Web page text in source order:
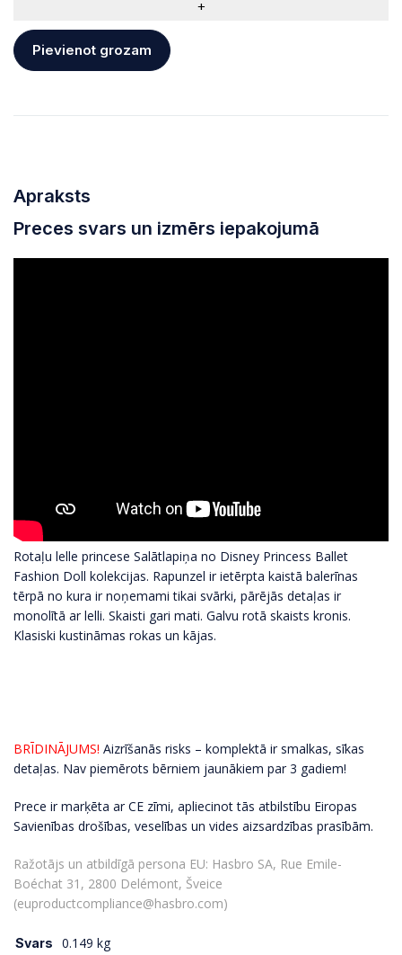
Pievienot grozam
Apraksts
Preces svars un izmērs iepakojumā
Rotaļu lelle princese Salātlapiņa no Disney Princess Ballet
Fashion Doll kolekcijas. Rapunzel ir ietērpta kaistā balerīnas
tērpā no kura ir noņemami tikai svārki, pārējās detaļas ir
monolītā ar lelli. Skaisti gari mati. Galvu rotā skaists kronis.
Klasiski kustināmas rokas un kājas.
BRĪDINĀJUMS! Aizrīšanās risks – komplektā ir smalkas, sīkas
detaļas. Nav piemērots bērniem jaunākiem par 3 gadiem!
Prece ir marķēta ar CE zīmi, apliecinot tās atbilstību Eiropas
Savienības drošības, veselības un vides aizsardzības prasībām.
Ražotājs un atbildīgā persona EU: Hasbro SA, Rue Emile-
Boéchat 31, 2800 Delémont, Šveice
(euproductcompliance@hasbro.com)
Svars 0.149 kg